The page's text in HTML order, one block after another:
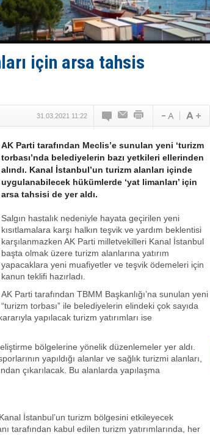
Kalyoncu’dan ‘Sefer’ kararı!
Tekne, su aldı: 100 yolcu, tahliye edildi
Bacasında yangın çıkan Tanker, demirletildi
Dışişleri Bakanlığı'ndan açıklama: "Takipteyiz"
Kruvaziyer Şirketleri işte buralara ‘Yatırım’
için arsa tahsis
31.03.2021 11:22
AK Parti tarafından Meclis’e sunulan yeni ‘turizm
torbası’nda belediyelerin bazı yetkileri ellerinden
alındı. Kanal İstanbul’un turizm alanları içinde
uygulanabilecek hükümlerde ‘yat limanları’ için
arsa tahsisi de yer aldı.
Salgın hastalık nedeniyle hayata geçirilen yeni
kısıtlamalara karşı halkın teşvik ve yardım beklentisi
karşılanmazken AK Parti milletvekilleri Kanal İstanbul
başta olmak üzere turizm alanlarına yatırım
yapacaklara yeni muafiyetler ve teşvik ödemeleri için
kanun teklifi hazırladı.
AK Parti tarafından TBMM Başkanlığı’na sunulan yeni
“turizm torbası” ile belediyelerin elindeki çok sayıda
yapılacak turizm yatırımları ise
bölgelerine yönelik düzenlemeler yer aldı.
yapıldığı alanlar ve sağlık turizmi alanları,
çıkarılacak. Bu alanlarda yapılaşma
İstanbul’un turizm bölgesini etkileyecek
tarafından kabul edilen turizm yatırımlarında, her